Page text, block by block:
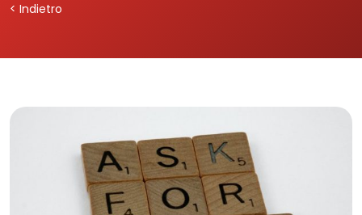
< Indietro